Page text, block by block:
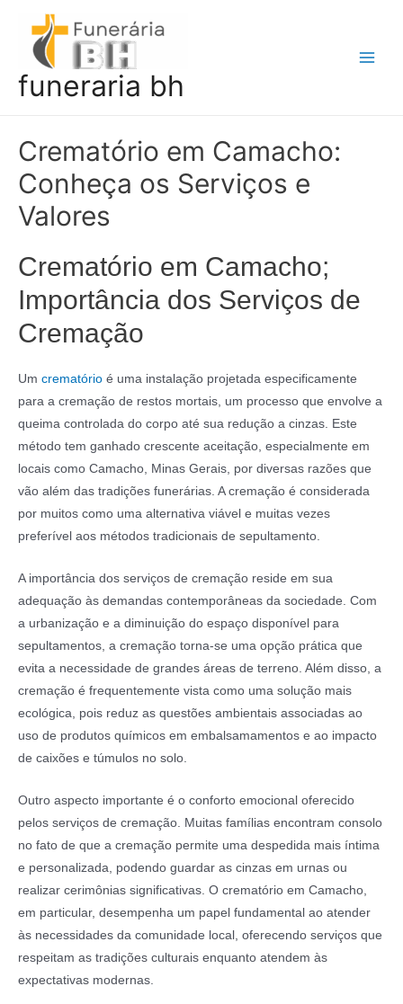
conteúdo
funeraria bh
Crematório em Camacho:
Conheça os Serviços e
Valores
Crematório em Camacho;
Importância dos Serviços de
Cremação
Um crematório é uma instalação projetada especificamente
para a cremação de restos mortais, um processo que envolve a
queima controlada do corpo até sua redução a cinzas. Este
método tem ganhado crescente aceitação, especialmente em
locais como Camacho, Minas Gerais, por diversas razões que
vão além das tradições funerárias. A cremação é considerada
por muitos como uma alternativa viável e muitas vezes
preferível aos métodos tradicionais de sepultamento.
A importância dos serviços de cremação reside em sua
adequação às demandas contemporâneas da sociedade. Com
a urbanização e a diminuição do espaço disponível para
sepultamentos, a cremação torna-se uma opção prática que
evita a necessidade de grandes áreas de terreno. Além disso, a
cremação é frequentemente vista como uma solução mais
ecológica, pois reduz as questões ambientais associadas ao
uso de produtos químicos em embalsamamentos e ao impacto
de caixões e túmulos no solo.
Outro aspecto importante é o conforto emocional oferecido
pelos serviços de cremação. Muitas famílias encontram consolo
no fato de que a cremação permite uma despedida mais íntima
e personalizada, podendo guardar as cinzas em urnas ou
realizar cerimônias significativas. O crematório em Camacho,
em particular, desempenha um papel fundamental ao atender
às necessidades da comunidade local, oferecendo serviços que
respeitam as tradições culturais enquanto atendem às
expectativas modernas.